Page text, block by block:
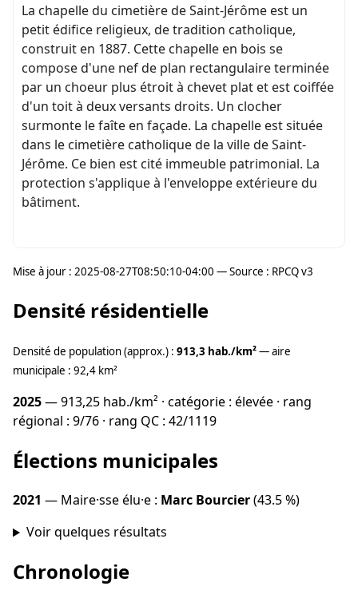
La chapelle du cimetière de Saint-Jérôme est un
petit édifice religieux, de tradition catholique,
construit en 1887. Cette chapelle en bois se
compose d'une nef de plan rectangulaire terminée
par un choeur plus étroit à chevet plat et est coiffée
d'un toit à deux versants droits. Un clocher
surmonte le faîte en façade. La chapelle est située
dans le cimetière catholique de la ville de Saint-
Jérôme. Ce bien est cité immeuble patrimonial. La
protection s'applique à l'enveloppe extérieure du
bâtiment.
Mise à jour : 2025-08-27T08:50:10-04:00 — Source : RPCQ v3
Densité résidentielle
Densité de population (approx.) : 913,3 hab./km²— aire
municipale : 92,4 km²
2025— 913,25 hab./km² · catégorie : élevée · rang
régional : 9/76 · rang QC : 42/1119
Élections municipales
2021 — Maire·sse élu·e : Marc Bourcier(43.5 %)
Voir quelques résultats
Chronologie